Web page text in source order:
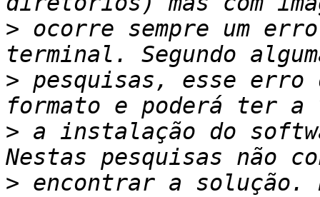
> ocorre sempre um
> pesquisas, esse
> a instalação do
> encontrar a